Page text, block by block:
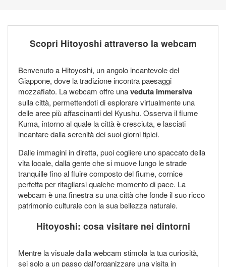
Scopri Hitoyoshi attraverso la webcam
Benvenuto a Hitoyoshi, un angolo incantevole del
Giappone, dove la tradizione incontra paesaggi
mozzafiato. La webcam offre unaveduta immersiva
sulla città, permettendoti di esplorare virtualmente una
delle aree più affascinanti del Kyushu. Osserva il fiume
Kuma, intorno al quale la città è cresciuta, e lasciati
incantare dalla serenità dei suoi giorni tipici.
Dalle immagini in diretta, puoi cogliere uno spaccato della
vita locale, dalla gente che si muove lungo le strade
tranquille fino al fluire composto del fiume, cornice
perfetta per ritagliarsi qualche momento di pace. La
webcam è una finestra su una città che fonde il suo ricco
patrimonio culturale con la sua bellezza naturale.
Hitoyoshi: cosa visitare nei dintorni
Mentre la visuale dalla webcam stimola la tua curiosità,
sei solo a un passo dall'organizzare una visita in